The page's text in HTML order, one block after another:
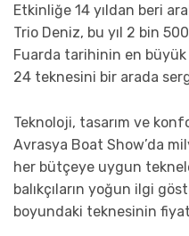
Etkinliğe 14 yıldan beri
Trio Deniz, bu yıl 2 bin
Fuarda tarihinin en büyük
24 teknesini bir arada
Teknoloji, tasarım ve
Avrasya Boat Show’da
her bütçeye uygun
balıkçıların yoğun ilgi
boyundaki teknesinin